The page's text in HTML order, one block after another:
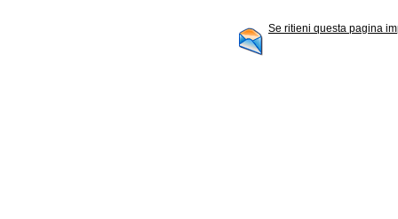
Se ritieni questa pagina